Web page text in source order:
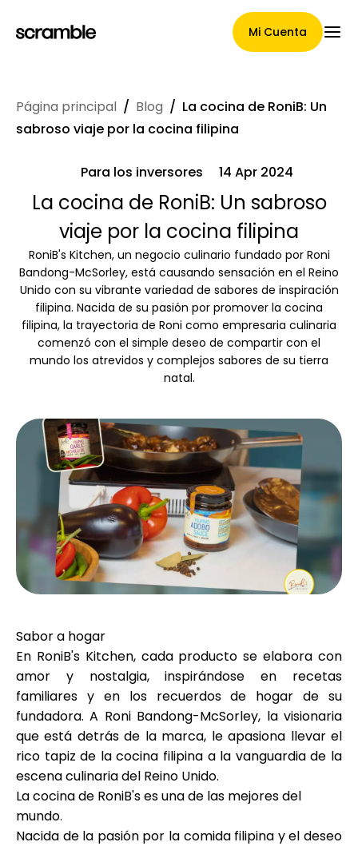
Mi Cuenta
Página Principal
Términos de asignación de
reclamaciones
Galería de marcas
Selección de marca
Calculadoras
Historial de Rondas
Blog
Contáctenos
Ayuda
Página principal / Blog / La cocina de RoniB: Un
sabroso viaje por la cocina filipina
Para los inversores 14 Apr 2024
La cocina de RoniB: Un sabroso
viaje por la cocina filipina
RoniB's Kitchen, un negocio culinario fundado por Roni
Bandong-McSorley, está causando sensación en el Reino
Unido con su vibrante variedad de sabores de inspiración
filipina. Nacida de su pasión por promover la cocina
filipina, la trayectoria de Roni como empresaria culinaria
comenzó con el simple deseo de compartir con el
mundo los atrevidos y complejos sabores de su tierra
natal.
Sabor a hogar
En RoniB's Kitchen, cada producto se elabora con
amor y nostalgia, inspirándose en recetas
familiares y en los recuerdos de hogar de su
fundadora. A Roni Bandong-McSorley, la visionaria
que está detrás de la marca, le apasiona llevar el
rico tapiz de la cocina filipina a la vanguardia de la
escena culinaria del Reino Unido.
La cocina de RoniB's es una de las mejores del
mundo.
Nacida de la pasión por la comida filipina y el deseo